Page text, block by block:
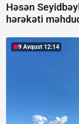
Həsən
hərəkəti
9 Avqust 12:14